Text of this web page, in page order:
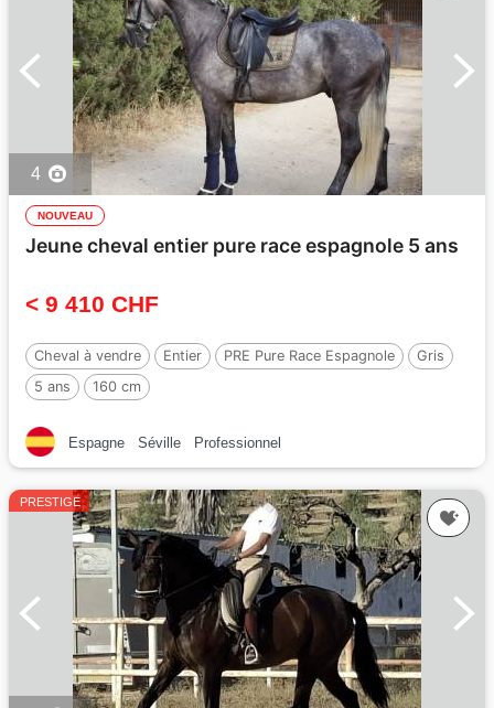
4
NOUVEAU
Jeune cheval entier pure race espagnole 5 ans
< 9 410 CHF
Cheval à vendre Entier PRE Pure Race Espagnole
Gris
5 ans
160 cm
Espagne Séville Professionnel
PRESTIGE